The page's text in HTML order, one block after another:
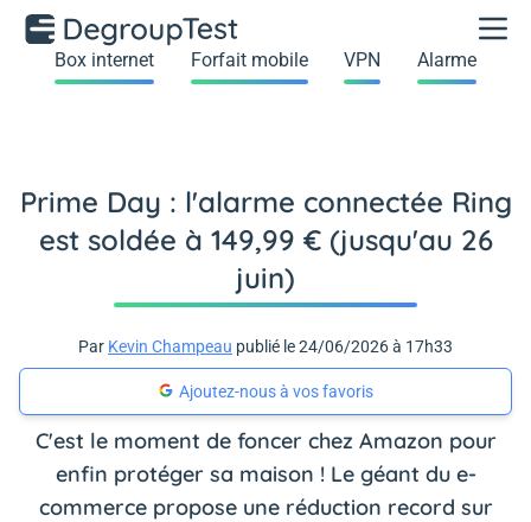
Box internet Forfait mobile VPN Alarme
Prime Day : l'alarme connectée Ring
est soldée à 149,99 € (jusqu'au 26
juin)
Par Kevin Champeau publié le 24/06/2026 à 17h33
Ajoutez-nous à vos favoris
C'est le moment de foncer chez Amazon pour
enfin protéger sa maison ! Le géant du e-
commerce propose une réduction record sur